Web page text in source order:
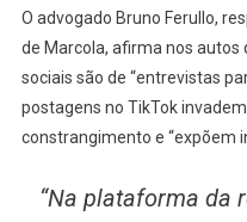
O advogado Bruno Ferullo,
de Marcola, afirma nos autos
sociais são de “entrevistas
postagens no TikTok
constrangimento e “expõem
“Na plataforma da